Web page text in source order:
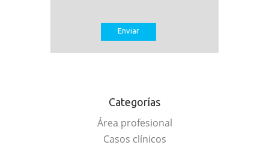
Categorías
Área profesional
Casos clínicos